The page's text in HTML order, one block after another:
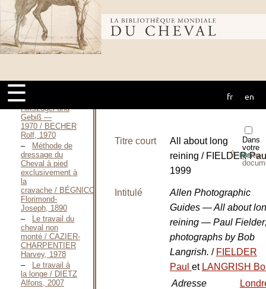
Bibliothèque
mondiale du
cheval
☰ fr en
l’École
française / BARRY
Jean-Claude,
Mars 2014
Le travail à
pied de votre
2006
Longe,
Hilfszügel und
Gebiß —
1970 / BECHER
Rolf, 1970
Méthode de
dressage du
Cheval à pied
exclusivement à
la
cravache / BÉGNICOURT
Florimond-
Joseph, 1890
Le travail du
cheval non
monté / CAZIER-
CHARPENTIER
Harvey, 1978
Le travail à
la longe / DIETZ
Alfons, 2007
Dans
votre
porte-
⇪PDF
Titre court
All about long
reining / FIELDER
1999
Intitulé
Allen Photographic
Guides — All about
reining — Paul
photographs by Bob
Langrish. / FIELDER
Paul et LANGRISH
Adresse